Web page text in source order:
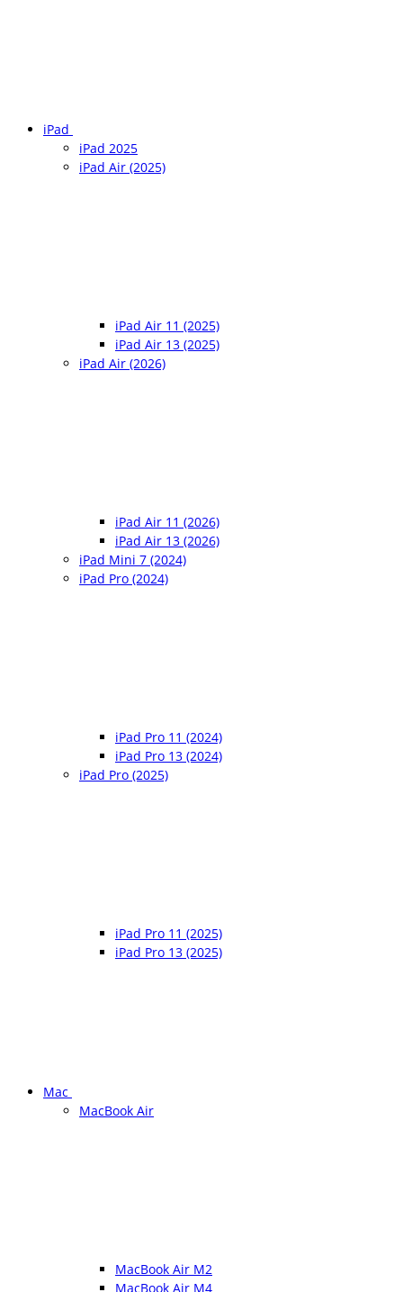
iPad
iPad 2025
iPad Air (2025)
iPad Air 11 (2025)
iPad Air 13 (2025)
iPad Air (2026)
iPad Air 11 (2026)
iPad Air 13 (2026)
iPad Mini 7 (2024)
iPad Pro (2024)
iPad Pro 11 (2024)
iPad Pro 13 (2024)
iPad Pro (2025)
iPad Pro 11 (2025)
iPad Pro 13 (2025)
Mac
MacBook Air
MacBook Air M2
MacBook Air M4